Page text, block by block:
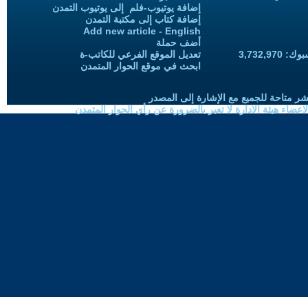
إضافة يوتيوب-فلم إلى يوتيوب التمدن
إضافة كتاب إلى مكتبة التمدن
Add new article - English
أضف حملة
تعديل الموقع الفرعي للكاتب-ة
ابحث في موقع الحوار المتمدن
متاحة للجميع مع الإشارة إلى المصدر
هيئة الادارة لا تعبر بالضرورة عن رأي الحوار المتمدن